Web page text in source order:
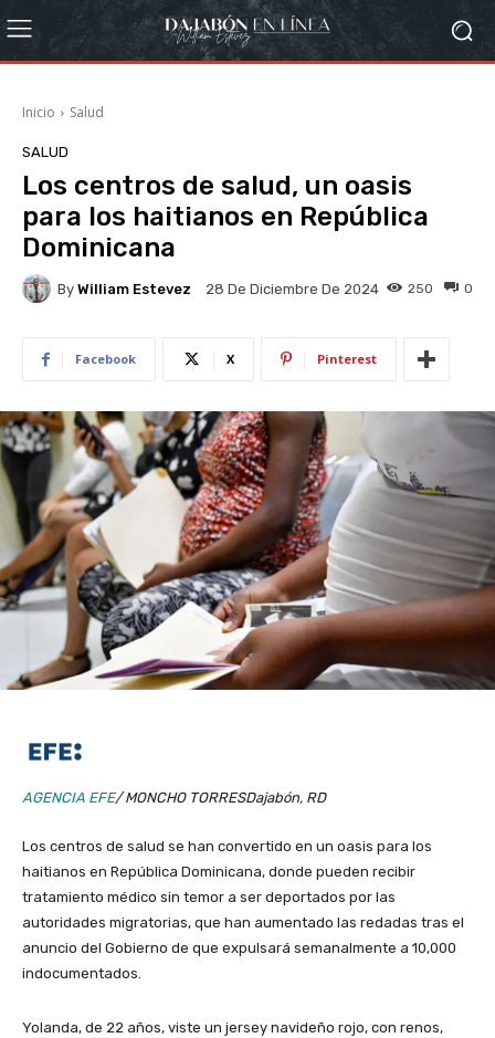
Inicio Salud
SALUD
Los centros de salud, un oasis
para los haitianos en República
Dominicana
By William Estevez 28 De Diciembre De 2024 0
250
Facebook X Pinterest
AGENCIA EFE/ MONCHO TORRESDajabón, RD
Los centros de salud se han convertido en un oasis para los
haitianos en República Dominicana, donde pueden recibir
tratamiento médico sin temor a ser deportados por las
autoridades migratorias, que han aumentado las redadas tras el
anuncio del Gobierno de que expulsará semanalmente a 10,000
indocumentados.
Yolanda, de 22 años, viste un jersey navideño rojo, con renos,